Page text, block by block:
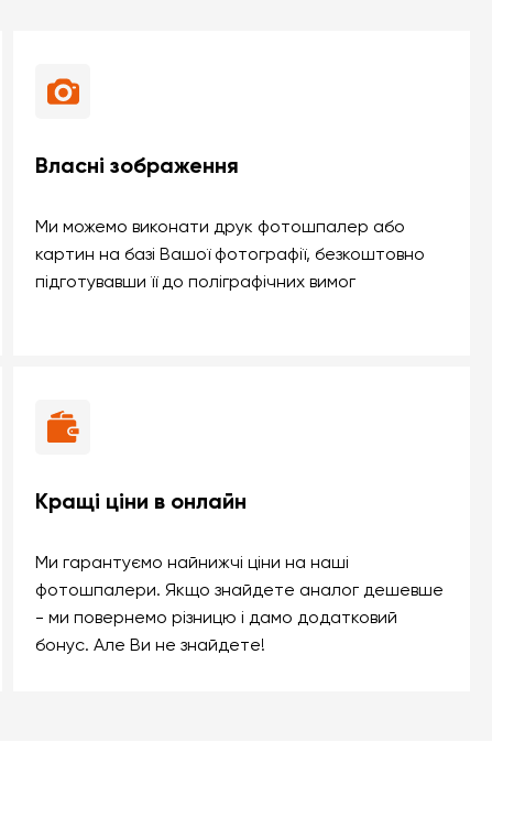
Власні зображення
Ми можемо виконати друк фотошпалер або
картин на базі Вашої фотографії, безкоштовно
підготувавши її до поліграфічних вимог
Кращі ціни в онлайн
Ми гарантуємо найнижчі ціни на наші
фотошпалери. Якщо знайдете аналог дешевше
- ми повернемо різницю і дамо додатковий
бонус. Але Ви не знайдете!